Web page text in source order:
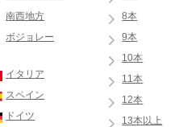
南西地方
ボジョレー
イタリア
スペイン
ドイツ
8本
9本
10本
11本
12本
13本以上